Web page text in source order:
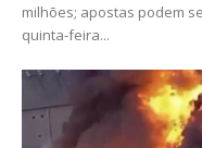
milhões; apostas podem
quinta-feira...